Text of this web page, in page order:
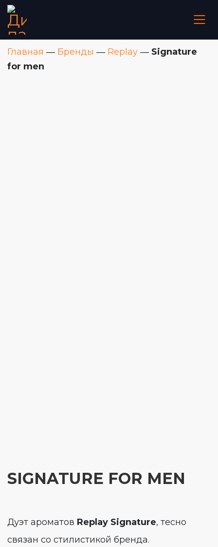
Главная ― Бренды ― Replay ― Signature
for men
SIGNATURE FOR MEN
Дуэт ароматов Replay Signature, тесно
связан со стилистикой бренда.